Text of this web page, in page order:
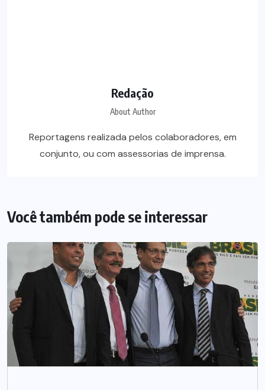
Redação
About Author
Reportagens realizada pelos colaboradores, em
conjunto, ou com assessorias de imprensa.
Você também pode se interessar